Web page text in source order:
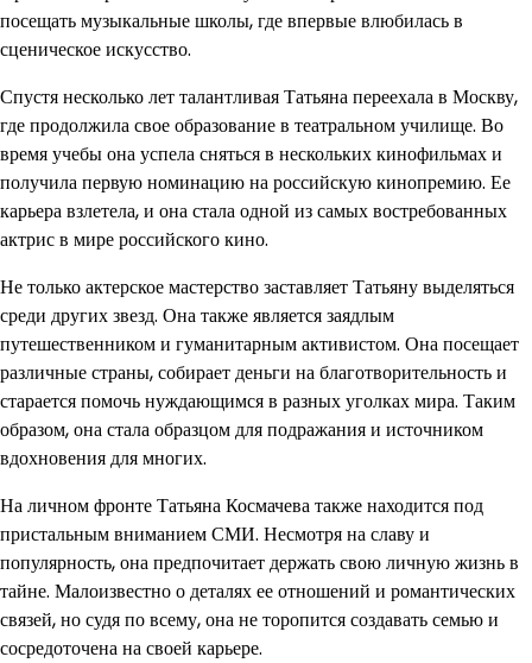
посещать музыкальные школы, где впервые влюбилась в
сценическое искусство.
Спустя несколько лет талантливая Татьяна переехала в Москву,
где продолжила свое образование в театральном училище. Во
время учебы она успела сняться в нескольких кинофильмах и
получила первую номинацию на российскую кинопремию. Ее
карьера взлетела, и она стала одной из самых востребованных
актрис в мире российского кино.
Не только актерское мастерство заставляет Татьяну выделяться
среди других звезд. Она также является заядлым
путешественником и гуманитарным активистом. Она посещает
различные страны, собирает деньги на благотворительность и
старается помочь нуждающимся в разных уголках мира. Таким
образом, она стала образцом для подражания и источником
вдохновения для многих.
На личном фронте Татьяна Космачева также находится под
пристальным вниманием СМИ. Несмотря на славу и
популярность, она предпочитает держать свою личную жизнь в
тайне. Малоизвестно о деталях ее отношений и романтических
связей, но судя по всему, она не торопится создавать семью и
сосредоточена на своей карьере.